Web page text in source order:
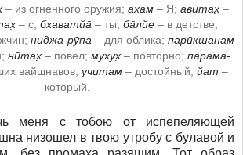
– из огненного оружия; ахам – Я; авитах̣ –
– с; бхаватйа̄ – ты; ба̄лйе – в детстве;
ниджа-рӯпа – для облика; парӣкшан̣ам
нӣтах̣– повел; мухух̣– повторно; парама-
вайшнавов; учитам– достойный; йат –
который.
меня с тобою от испепеляющей
низошел в твою утробу с булавой и